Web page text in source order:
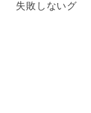
失敗しないグ